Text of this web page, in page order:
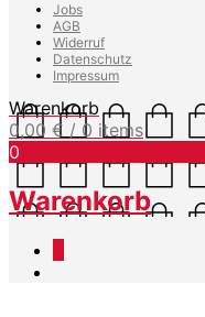
Jobs
AGB
Widerruf
Datenschutz
Impressum
Warenkorb
0,00 € / 0 items
0
Warenkorb